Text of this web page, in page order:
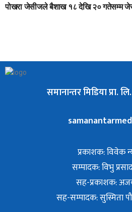
पोखरा जेसीजले बैशाख १८ देखि २० गतेसम्म
समानान्तर मिडिया प्रा.
प्रकाशक: विवेक
सम्पादक: विभु
सह-प्रकाशक: अजय
सह-सम्पादक: सुस्मिता